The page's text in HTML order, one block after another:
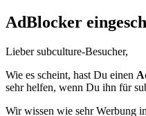
AdBlocker
Lieber subculture-Besucher,
Wie es scheint, hast Du einen
sehr helfen, wenn Du ihn für
Wir wissen wie sehr Werbung